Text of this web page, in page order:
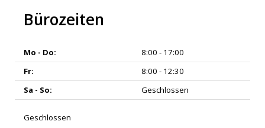
Bürozeiten
Mo - Do:
8:00 - 17:00
Fr:
8:00 - 12:30
Sa - So:
Geschlossen
Geschlossen